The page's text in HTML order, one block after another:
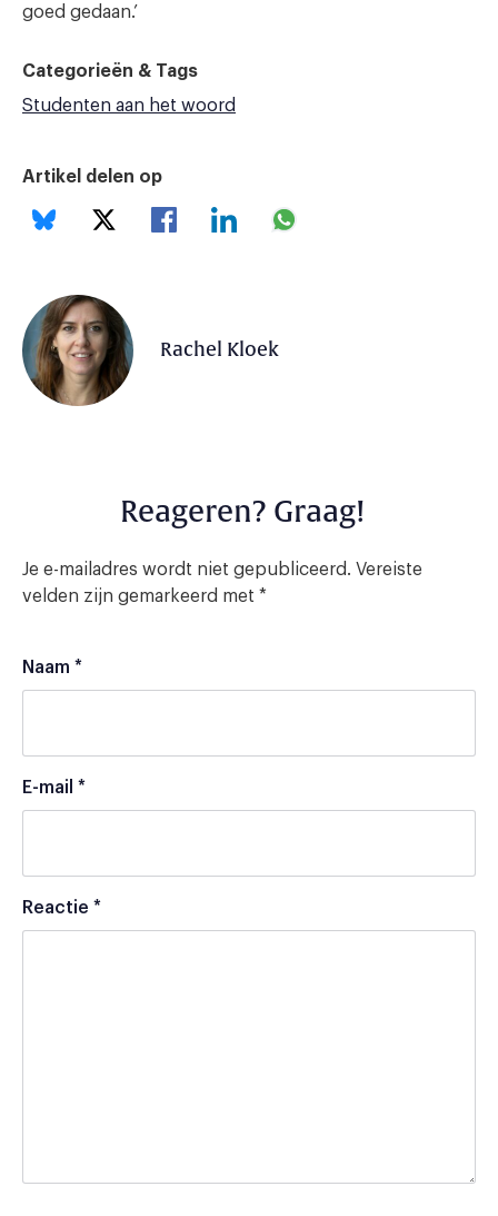
goed gedaan.’
Categorieën & Tags
Studenten aan het woord
Artikel delen op
Rachel Kloek
Reageren? Graag!
Je e-mailadres wordt niet gepubliceerd. Vereiste
velden zijn gemarkeerd met *
Naam *
E-mail *
Reactie *